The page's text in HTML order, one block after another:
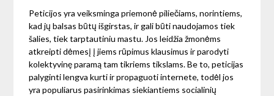
Peticijos yra veiksminga priemonė piliečiams, norintiems,
kad jų balsas būtų išgirstas, ir gali būti naudojamos tiek
šalies, tiek tarptautiniu mastu. Jos leidžia žmonėms
atkreipti dėmesį į jiems rūpimus klausimus ir parodyti
kolektyvinę paramą tam tikriems tikslams. Be to, peticijas
palyginti lengva kurti ir propaguoti internete, todėl jos
yra populiarus pasirinkimas siekiantiems socialinių